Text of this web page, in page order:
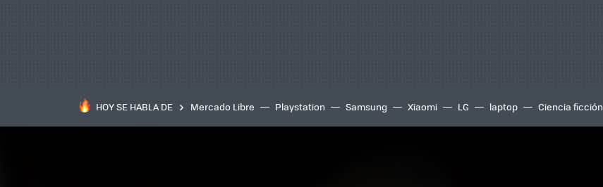
HOY SE HABLA DE Mercado Libre Playstation Samsung Xiaomi LG laptop Ciencia ficción